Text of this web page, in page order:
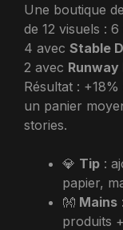
Une boutique
de 12 visuels : 6
4 avec Stable
2 avec Runway
Résultat :
un panier
stories.
💎 Tip :
papier,
👐 Mains
produits